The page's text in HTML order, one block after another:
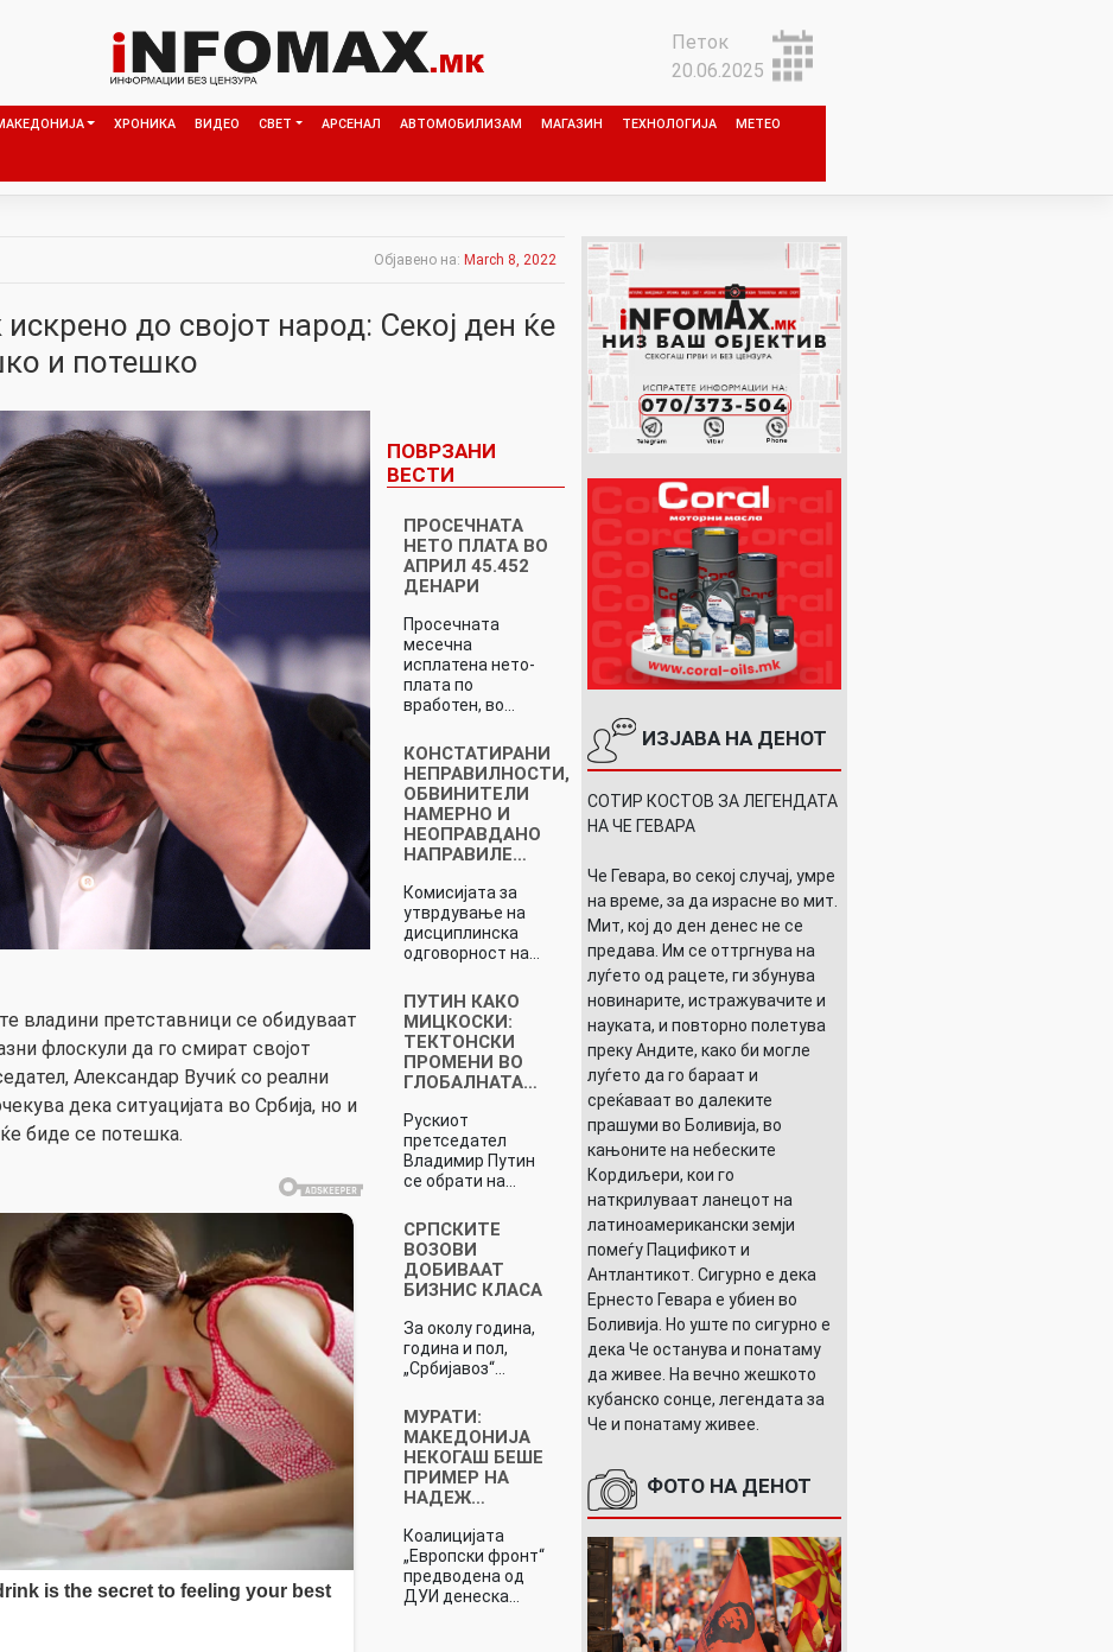
Петок
20.06.2025
ХРОНИКА ВИДЕО СВЕТ АРСЕНАЛ АВТОМОБИЛИЗАМ МАГАЗИН ТЕХНОЛОГИЈА МЕТЕО
Објавено на: March 8, 2022
до својот народ: Секој ден ќе
и потешко
владини претставници се обидуваат
флоскули да го смират својот
Александар Вучиќ со реални
дека ситуацијата во Србија, но и
биде се потешка.
ПОВРЗАНИ
ВЕСТИ
ПРОСЕЧНАТА
НЕТО ПЛАТА ВО
АПРИЛ 45.452
ДЕНАРИ
Просечната
месечна
исплатена нето-
плата по
вработен, во…
КОНСТАТИРАНИ
НЕПРАВИЛНОСТИ,
ОБВИНИТЕЛИ
НАМЕРНО И
НЕОПРАВДАНО
НАПРАВИЛЕ…
Комисијата за
утврдување на
дисциплинска
одговорност на…
ПУТИН КАКО
МИЦКОСКИ:
ТЕКТОНСКИ
ПРОМЕНИ ВО
ГЛОБАЛНАТА…
Рускиот
претседател
Владимир Путин
се обрати на…
СРПСКИТЕ
ВОЗОВИ
ДОБИВААТ
БИЗНИС КЛАСА
За околу година,
година и пол,
„Србијавоз“…
МУРАТИ:
МАКЕДОНИЈА
НЕКОГАШ БЕШЕ
ПРИМЕР НА
НАДЕЖ…
Коалицијата
„Европски фронт“
предводена од
ДУИ денеска…
ИЗЈАВА НА ДЕНОТ
СОТИР КОСТОВ ЗА ЛЕГЕНДАТА
НА ЧЕ ГЕВАРА
Че Гевара, во секој случај, умре
на време, за да израсне во мит.
Мит, кој до ден денес не се
предава. Им се оттргнува на
луѓето од рацете, ги збунува
новинарите, истражувачите и
науката, и повторно полетува
преку Андите, како би могле
луѓето да го бараат и
среќаваат во далеките
прашуми во Боливија, во
кањоните на небеските
Кордиљери, кои го
наткрилуваат ланецот на
латиноамерикански земји
помеѓу Пацификот и
Антлантикот. Сигурно е дека
Ернесто Гевара е убиен во
Боливија. Но уште по сигурно е
дека Че останува и понатаму
да живее. На вечно жешкото
кубанско сонце, легендата за
Че и понатаму живее.
ФОТО НА ДЕНОТ